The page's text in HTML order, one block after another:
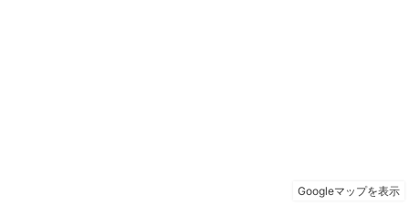
Googleマップを表示